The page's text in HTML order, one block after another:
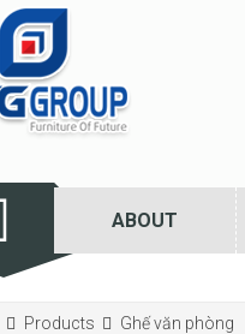
ABOUT
Products Ghế văn phòng